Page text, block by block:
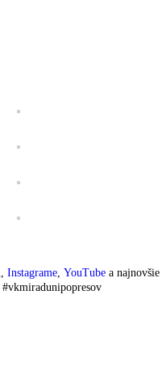
, Instagrame, YouTubea najnovšie